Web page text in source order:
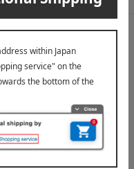
ント
ントでは百貨店ならではの